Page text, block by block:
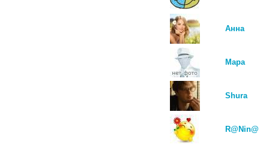
Анна
Мара
Shura
R@Nin@